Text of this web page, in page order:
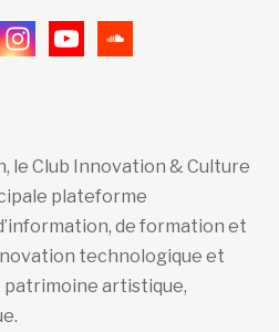
le Club Innovation & Culture
plateforme
de formation et
technologique et
patrimoine artistique,